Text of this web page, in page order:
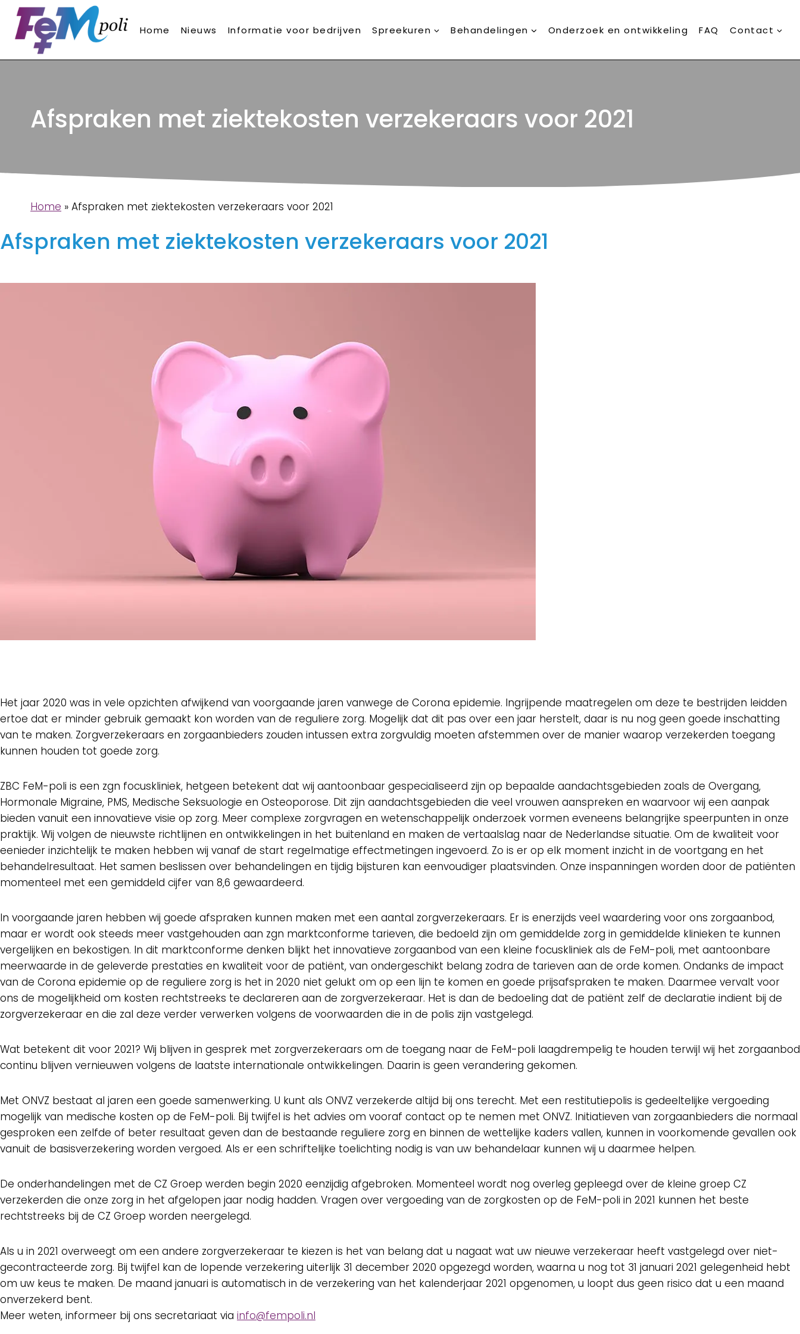
Doorgaan
naar
inhoud
Home Nieuws Informatie voor bedrijven Spreekuren Behandelingen Onderzoek en ontwikkeling FAQ Contact
Afspraken met ziektekosten verzekeraars voor 2021
Home » Afspraken met ziektekosten verzekeraars voor 2021
Afspraken met ziektekosten verzekeraars voor 2021
Het jaar 2020 was in vele opzichten afwijkend van voorgaande jaren vanwege de Corona epidemie. Ingrijpende maatregelen om deze te bestrijden leidden
ertoe dat er minder gebruik gemaakt kon worden van de reguliere zorg. Mogelijk dat dit pas over een jaar herstelt, daar is nu nog geen goede inschatting
van te maken. Zorgverzekeraars en zorgaanbieders zouden intussen extra zorgvuldig moeten afstemmen over de manier waarop verzekerden toegang
kunnen houden tot goede zorg.
ZBC FeM-poli is een zgn focuskliniek, hetgeen betekent dat wij aantoonbaar gespecialiseerd zijn op bepaalde aandachtsgebieden zoals de Overgang,
Hormonale Migraine, PMS, Medische Seksuologie en Osteoporose. Dit zijn aandachtsgebieden die veel vrouwen aanspreken en waarvoor wij een aanpak
bieden vanuit een innovatieve visie op zorg. Meer complexe zorgvragen en wetenschappelijk onderzoek vormen eveneens belangrijke speerpunten in onze
praktijk. Wij volgen de nieuwste richtlijnen en ontwikkelingen in het buitenland en maken de vertaalslag naar de Nederlandse situatie. Om de kwaliteit voor
eenieder inzichtelijk te maken hebben wij vanaf de start regelmatige effectmetingen ingevoerd. Zo is er op elk moment inzicht in de voortgang en het
behandelresultaat. Het samen beslissen over behandelingen en tijdig bijsturen kan eenvoudiger plaatsvinden. Onze inspanningen worden door de patiënten
momenteel met een gemiddeld cijfer van 8,6 gewaardeerd.
In voorgaande jaren hebben wij goede afspraken kunnen maken met een aantal zorgverzekeraars. Er is enerzijds veel waardering voor ons zorgaanbod,
maar er wordt ook steeds meer vastgehouden aan zgn marktconforme tarieven, die bedoeld zijn om gemiddelde zorg in gemiddelde klinieken te kunnen
vergelijken en bekostigen. In dit marktconforme denken blijkt het innovatieve zorgaanbod van een kleine focuskliniek als de FeM-poli, met aantoonbare
meerwaarde in de geleverde prestaties en kwaliteit voor de patiënt, van ondergeschikt belang zodra de tarieven aan de orde komen. Ondanks de impact
van de Corona epidemie op de reguliere zorg is het in 2020 niet gelukt om op een lijn te komen en goede prijsafspraken te maken. Daarmee vervalt voor
ons de mogelijkheid om kosten rechtstreeks te declareren aan de zorgverzekeraar. Het is dan de bedoeling dat de patiënt zelf de declaratie indient bij de
zorgverzekeraar en die zal deze verder verwerken volgens de voorwaarden die in de polis zijn vastgelegd.
Wat betekent dit voor 2021? Wij blijven in gesprek met zorgverzekeraars om de toegang naar de FeM-poli laagdrempelig te houden terwijl wij het zorgaanbod
continu blijven vernieuwen volgens de laatste internationale ontwikkelingen. Daarin is geen verandering gekomen.
Met ONVZ bestaat al jaren een goede samenwerking. U kunt als ONVZ verzekerde altijd bij ons terecht. Met een restitutiepolis is gedeeltelijke vergoeding
mogelijk van medische kosten op de FeM-poli. Bij twijfel is het advies om vooraf contact op te nemen met ONVZ. Initiatieven van zorgaanbieders die normaal
gesproken een zelfde of beter resultaat geven dan de bestaande reguliere zorg en binnen de wettelijke kaders vallen, kunnen in voorkomende gevallen ook
vanuit de basisverzekering worden vergoed. Als er een schriftelijke toelichting nodig is van uw behandelaar kunnen wij u daarmee helpen.
De onderhandelingen met de CZ Groep werden begin 2020 eenzijdig afgebroken. Momenteel wordt nog overleg gepleegd over de kleine groep CZ
verzekerden die onze zorg in het afgelopen jaar nodig hadden. Vragen over vergoeding van de zorgkosten op de FeM-poli in 2021 kunnen het beste
rechtstreeks bij de CZ Groep worden neergelegd.
Als u in 2021 overweegt om een andere zorgverzekeraar te kiezen is het van belang dat u nagaat wat uw nieuwe verzekeraar heeft vastgelegd over niet-
gecontracteerde zorg. Bij twijfel kan de lopende verzekering uiterlijk 31 december 2020 opgezegd worden, waarna u nog tot 31 januari 2021 gelegenheid hebt
om uw keus te maken. De maand januari is automatisch in de verzekering van het kalenderjaar 2021 opgenomen, u loopt dus geen risico dat u een maand
onverzekerd bent.
Meer weten, informeer bij ons secretariaat via info@fempoli.nl